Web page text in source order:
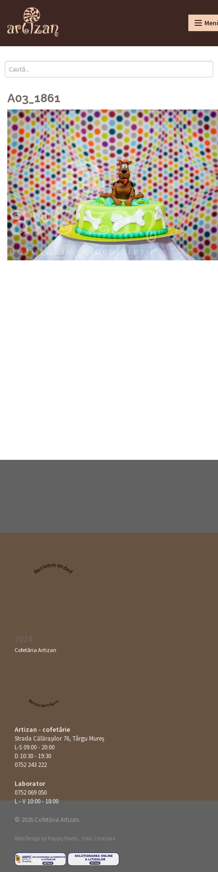
A03_1861
Recommended
2024
Cofetăria Artizan
Restaurant Guru
Artizan - cofetărie
Strada Călăraşilor 76, Târgu Mureș
L-S 09:00 - 20:00
D 10:30 - 19:30
0752 243 222
Laborator
0752 069 050
L - V 10:00 - 18:00
© 2026 Cofetăria Artizan.
Web Design by Happy Pixels. Foto: Cristians